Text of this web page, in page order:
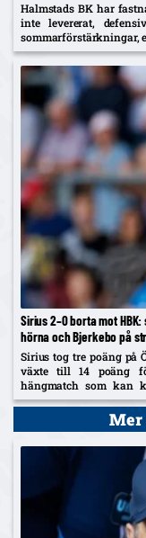
Halmstads BK har
inte levererat,
sommarförstärkningar,
Sirius 2–0 borta mot
hörna och Bjerkebo på
Sirius tog tre poäng på
växte till 14 poäng
hängmatch som kan
startade centralt i
Mer